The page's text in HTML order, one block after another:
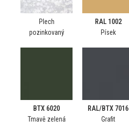
Plech
pozinkovaný
RAL 1002
Písek
BTX 6020
Tmavě zelená
RAL/BTX 7016
Grafit